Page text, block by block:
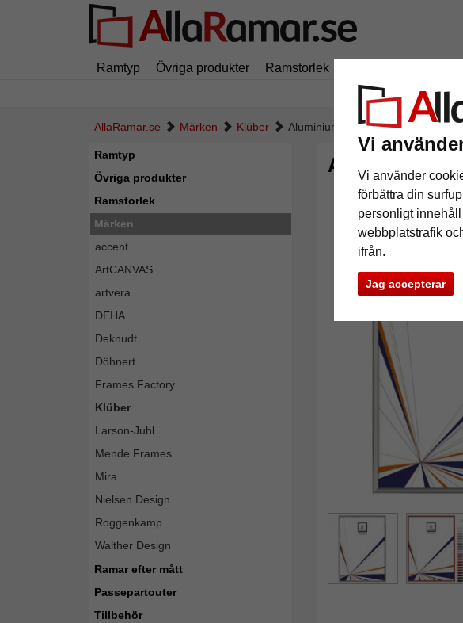
Vi
Vi använder
förbättra din
personligt
webbplatstrafik
ifrån.
Jag accepterar
Ramtyp Övriga produkter Ramstorlek
195 kr i
AllaRamar.se Märken Klüber Aluminiumram Miguel
Ramtyp
Övriga produkter
Ramstorlek
Märken
accent
ArtCANVAS
artvera
DEHA
Deknudt
Döhnert
Frames Factory
Klüber
Larson-Juhl
Mende Frames
Mira
Nielsen Design
Roggenkamp
Walther Design
Ramar efter mått
Passepartouter
Tillbehör
Aluminiumram